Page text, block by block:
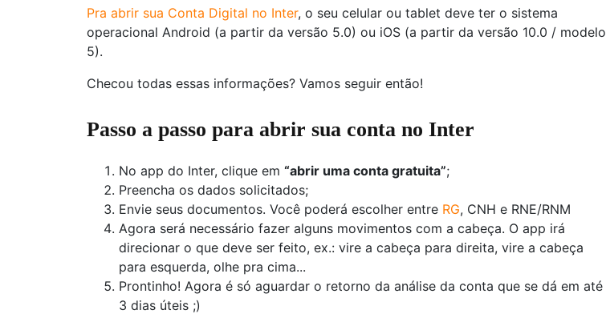
Pra abrir sua Conta Digital no Inter, o seu celular ou tablet deve ter o sistema
operacional Android (a partir da versão 5.0) ou iOS (a partir da versão 10.0 / modelo
5).
Checou todas essas informações? Vamos seguir então!
Passo a passo para abrir sua conta no Inter
No app do Inter, clique em “abrir uma conta gratuita”;
Preencha os dados solicitados;
Envie seus documentos. Você poderá escolher entre RG, CNH e RNE/RNM
Agora será necessário fazer alguns movimentos com a cabeça. O app irá
direcionar o que deve ser feito, ex.: vire a cabeça para direita, vire a cabeça
para esquerda, olhe pra cima...
Prontinho! Agora é só aguardar o retorno da análise da conta que se dá em até
3 dias úteis ;)